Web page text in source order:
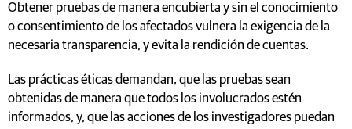
Obtener pruebas de manera encubierta y sin el conocimiento
o consentimiento de los afectados vulnera la exigencia de la
necesaria transparencia, y evita la rendición de cuentas.
Las prácticas éticas demandan, que las pruebas sean
obtenidas de manera que todos los involucrados estén
informados, y, que las acciones de los investigadores puedan